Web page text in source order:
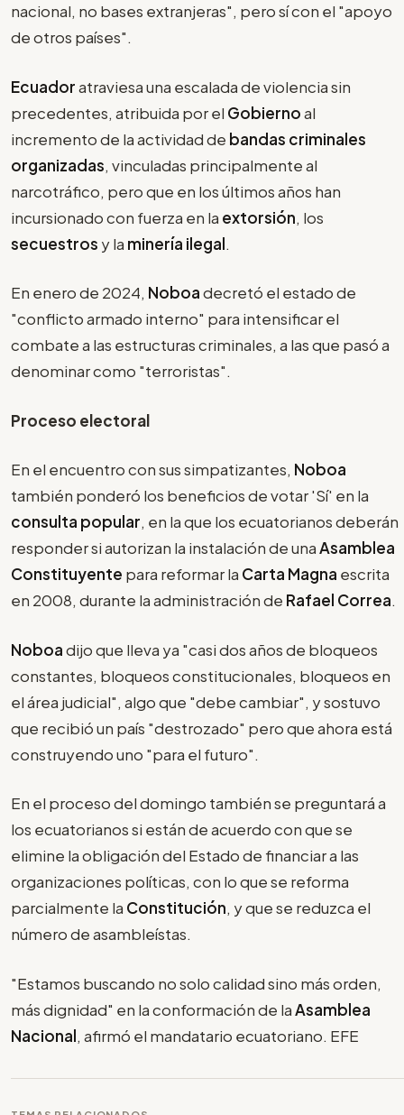
nacional, no bases extranjeras", pero sí con el "apoyo
de otros países".
Ecuadoratraviesa una escalada de violencia sin
precedentes, atribuida por el Gobiernoal
incremento de la actividad de bandas criminales
organizadas, vinculadas principalmente al
narcotráfico, pero que en los últimos años han
incursionado con fuerza en la extorsión, los
secuestros y la minería ilegal.
En enero de 2024, Noboadecretó el estado de
"conflicto armado interno" para intensificar el
combate a las estructuras criminales, a las que pasó a
denominar como "terroristas".
Proceso electoral
En el encuentro con sus simpatizantes, Noboa
también ponderó los beneficios de votar 'Sí' en la
consulta popular, en la que los ecuatorianos deberán
responder si autorizan la instalación de unaAsamblea
Constituyente para reformar la Carta Magna escrita
en 2008, durante la administración de Rafael Correa.
Noboadijo que lleva ya "casi dos años de bloqueos
constantes, bloqueos constitucionales, bloqueos en
el área judicial", algo que "debe cambiar", y sostuvo
que recibió un país "destrozado" pero que ahora está
construyendo uno "para el futuro".
En el proceso del domingo también se preguntará a
los ecuatorianos si están de acuerdo con que se
elimine la obligación del Estado de financiar a las
organizaciones políticas, con lo que se reforma
parcialmente la Constitución, y que se reduzca el
número de asambleístas.
"Estamos buscando no solo calidad sino más orden,
más dignidad" en la conformación de laAsamblea
Nacional, afirmó el mandatario ecuatoriano. EFE